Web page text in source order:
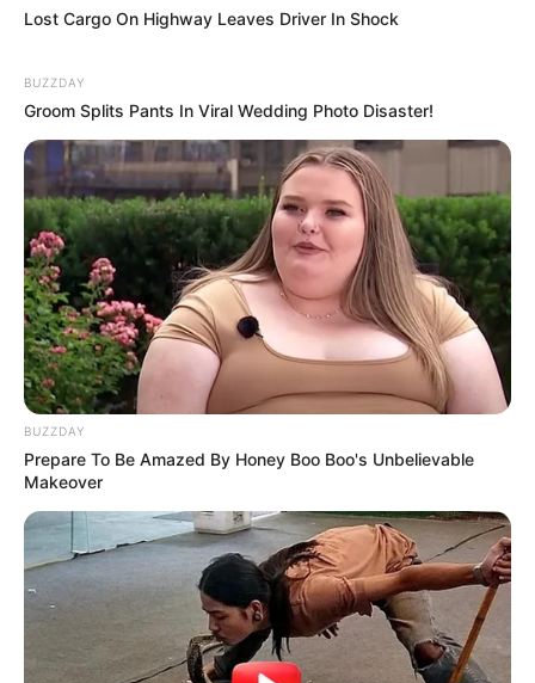
Haru, 10 Pasangan Ini
Membuktikan Cinta Sejati
Tak Pandang Fisik dan
Keadaan
Aneh di Dunia, Ada yang
9 Manfaat Pemanasan
Sebelum Olahraga
Voli: Sejarah, Luas
Lapangan, Aturan Main,
dan Istilah Penting
Kabaddi: Sejarah, Ukuran
Lapangan, Aturan
Permainan, dan Istilah
Penting
Lost Cargo On Highway Leaves Driver In Shock
BUZZDAY
Groom Splits Pants In Viral Wedding Photo Disaster!
BUZZDAY
Prepare To Be Amazed By Honey Boo Boo's Unbelievable
Makeover